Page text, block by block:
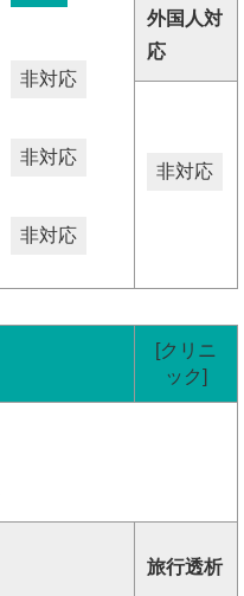
非対応
非対応
非対応
外国人対
応
非対応
[クリニ
ック]
旅行透析